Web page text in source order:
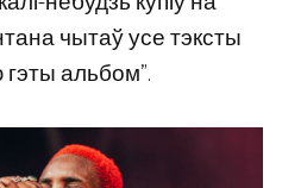
чытаў усе тэксты
альбом”.